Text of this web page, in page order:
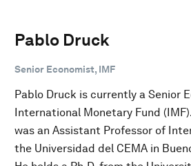
Pablo Druck
Senior Economist, IMF
Pablo Druck is currently a Senior
International Monetary Fund
was an Assistant Professor of
the Universidad del CEMA in